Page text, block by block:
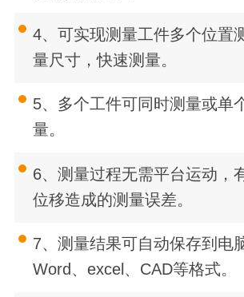
4、可实现测量工件多个位置
量尺寸，快速测量。
5、 多个工件可同时测量或单
量。
6、测量过程无需平台运动，
位移造成的测量误差。
7、测量结果可自动保存到电
Word 、excel 、 CAD等格式。